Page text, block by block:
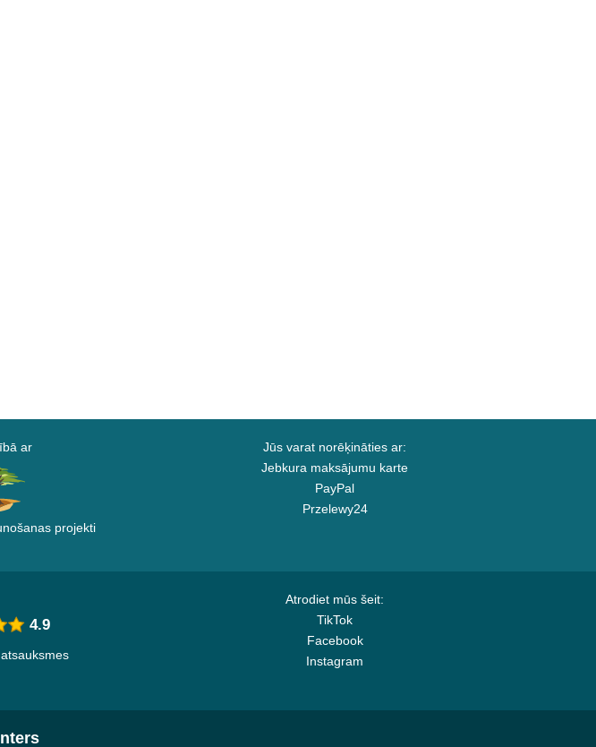
ar
projekti
Jūs varat norēķināties ar:
Jebkura maksājumu karte
PayPal
Przelewy24
Atrodiet mūs šeit:
TikTok
Facebook
Instagram
4.9